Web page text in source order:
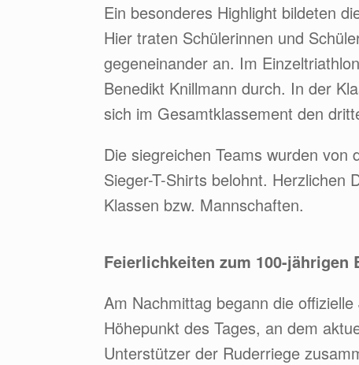
Ein besonderes Highlight bildeten
Hier traten Schülerinnen und
gegeneinander an. Im
Benedikt Knillmann durch. In der
sich im Gesamtklassement den
Die siegreichen Teams wurden
Sieger-T-Shirts belohnt. Herzlichen
Klassen bzw. Mannschaften.
Feierlichkeiten zum 100-jährigen
Am Nachmittag begann die
Höhepunkt des Tages, an dem
Unterstützer der Ruderriege